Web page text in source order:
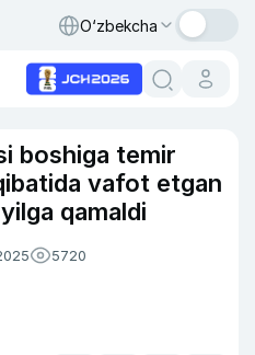
O‘zbekcha
boshiga temir
vafot etgan
qamaldi
5720